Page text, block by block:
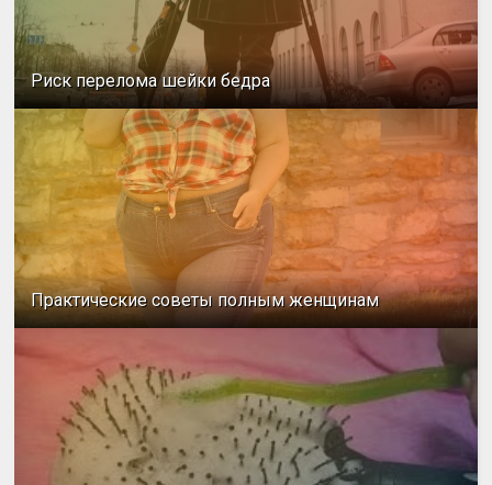
Риск перелома шейки бедра
Практические советы полным женщинам